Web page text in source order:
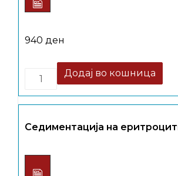
940 ден
Quantity
Додај во кошница
Седиментација на